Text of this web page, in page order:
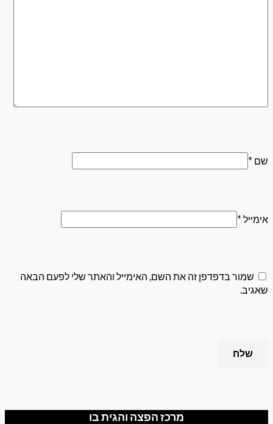
בדפדפן זה את השם, האימייל והאתר שלי לפעם הבאה
מרכז הפצה והגית בו